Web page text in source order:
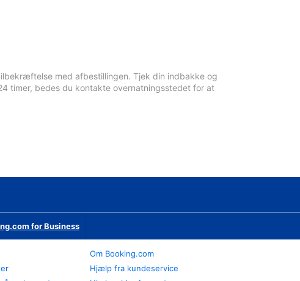
med afbestillingen. Tjek din indbakke og
timer, bedes du kontakte overnatningsstedet for at
for Business
Om Booking.com
Hjælp fra kundeservice